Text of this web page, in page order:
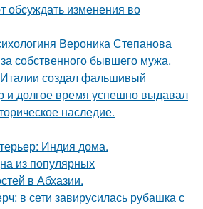
обсуждать изменения во
Вероника Степанова
собственного бывшего мужа.
создал фальшивый
и долгое время успешно выдавал
наследие.
Индия дома.
из популярных
в Абхазии.
в сети завирусилась рубашка с